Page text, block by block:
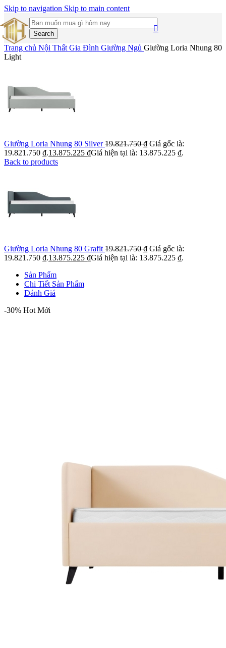
Skip to navigation Skip to main content
Search
Trang chủ Nội Thất Gia Đình Giường Ngủ Giường Loria Nhung 80
Light
Giường Loria Nhung 80 Silver19.821.750₫ Giá gốc là:
19.821.750 ₫.13.875.225 ₫Giá hiện tại là: 13.875.225 ₫.
Back to products
Giường Loria Nhung 80 Grafit 19.821.750₫ Giá gốc là:
19.821.750 ₫.13.875.225 ₫Giá hiện tại là: 13.875.225 ₫.
Sản Phẩm
Chi Tiết Sản Phẩm
Đánh Giá
-30% Hot Mới